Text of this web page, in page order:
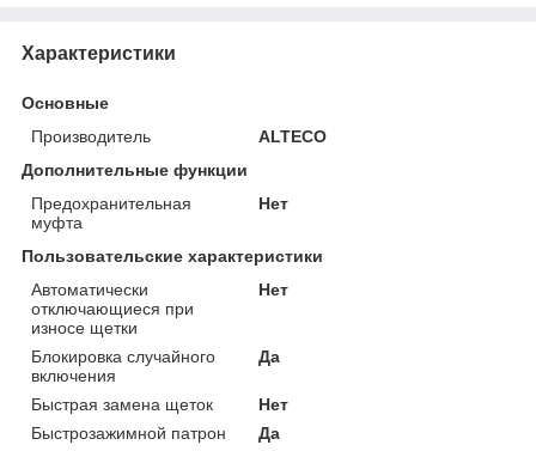
Характеристики
Основные
Производитель
ALTECO
Дополнительные функции
Предохранительная
муфта
Нет
Пользовательские характеристики
Автоматически
отключающиеся при
износе щетки
Нет
Блокировка случайного
включения
Да
Быстрая замена щеток
Нет
Быстрозажимной патрон
Да